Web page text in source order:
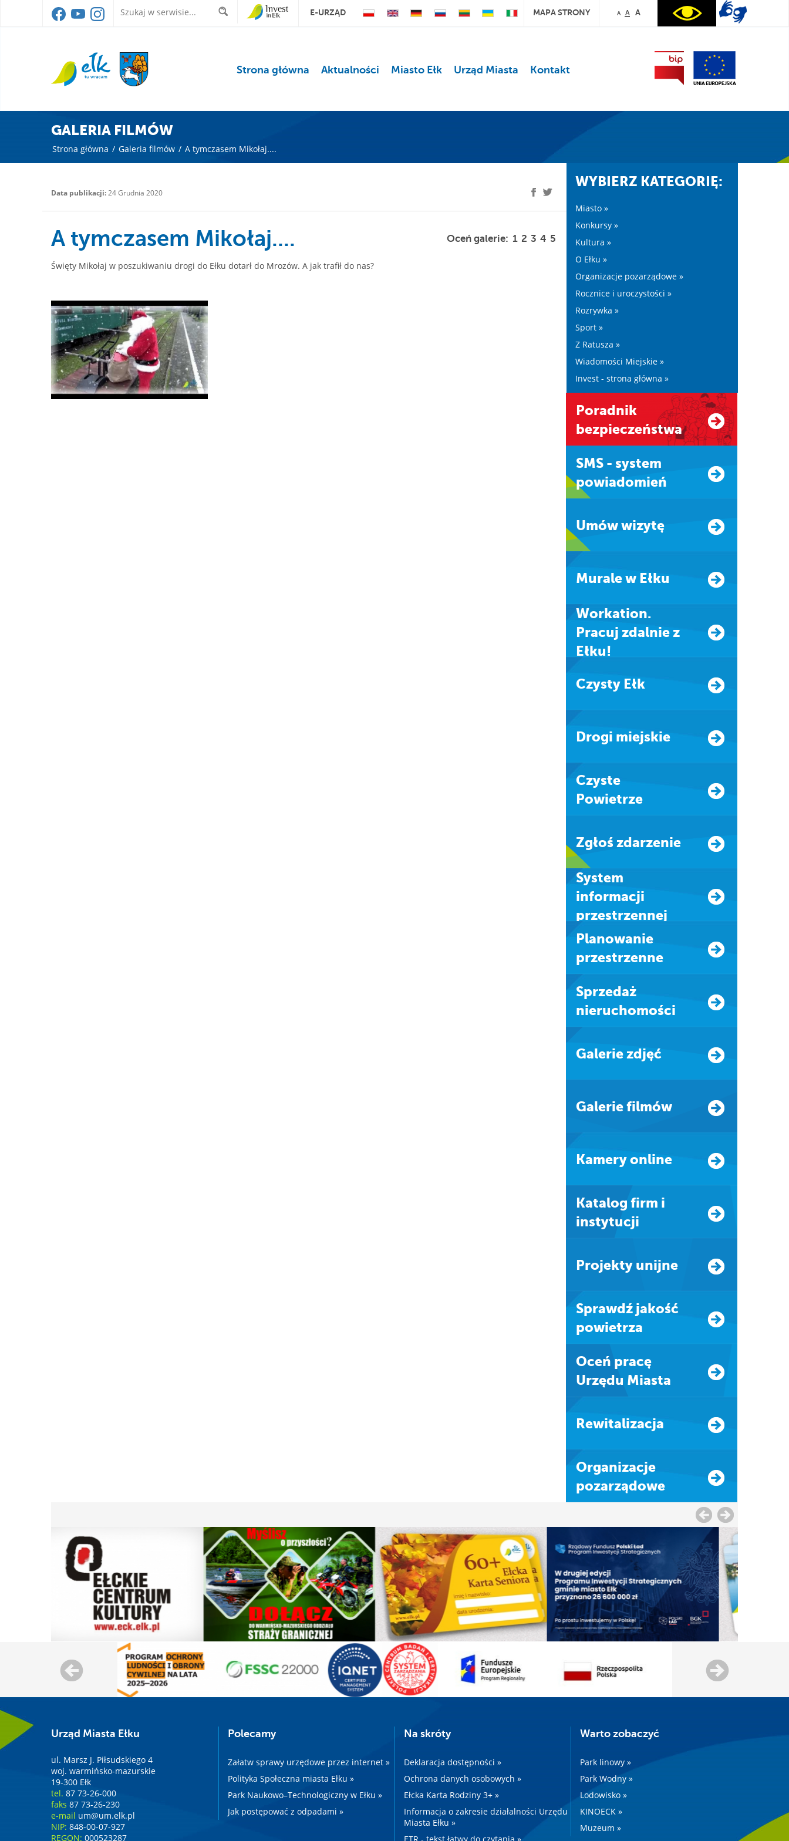
E-URZĄD MAPA STRONY A A A
Strona główna Aktualności Miasto Ełk Urząd Miasta Kontakt
GALERIA FILMÓW
Strona główna / Galeria filmów / A tymczasem Mikołaj....
Data publikacji:24 Grudnia 2020
Oceń galerie: 1 2 3 4 5
A tymczasem Mikołaj....
Święty Mikołaj w poszukiwaniu drogi do Ełku dotarł do Mrozów. A jak trafił do nas?
WYBIERZ KATEGORIĘ:
Miasto »
Konkursy »
Kultura »
O Ełku »
Organizacje pozarządowe »
Rocznice i uroczystości »
Rozrywka »
Sport »
Z Ratusza »
Wiadomości Miejskie »
Invest - strona główna »
Poradnik
bezpieczeństwa
SMS - system
powiadomień
Umów wizytę
Murale w Ełku
Workation.
Pracuj zdalnie z
Ełku!
Czysty Ełk
Drogi miejskie
Czyste
Powietrze
Zgłoś zdarzenie
system
informacji
przestrzennej
Planowanie
przestrzenne
Sprzedaż
nieruchomości
Galerie zdjęć
Galerie filmów
Kamery online
Katalog firm i
instytucji
Projekty unijne
Sprawdź jakość
powietrza
Oceń pracę
Urzędu Miasta
Rewitalizacja
Organizacje
pozarządowe
Urząd Miasta Ełku
ul. Marsz J. Piłsudskiego 4
woj. warmińsko-mazurskie
19-300 Ełk
tel. 87 73-26-000
faks 87 73-26-230
e-mail um@um.elk.pl
NIP: 848-00-07-927
REGON: 000523287
Polecamy
Załatw sprawy urzędowe przez internet »
Polityka Społeczna miasta Ełku »
Park Naukowo–Technologiczny w Ełku »
Jak postępować z odpadami »
Na skróty
Deklaracja dostępności »
Ochrona danych osobowych »
Ełcka Karta Rodziny 3+ »
Informacja o zakresie działalności Urzędu
Miasta Ełku »
Warto zobaczyć
Park linowy »
Park Wodny »
Lodowisko »
KINOECK »
Muzeum »